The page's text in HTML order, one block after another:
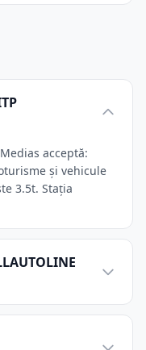
acceptă:
și vehicule
3.5t. Stația